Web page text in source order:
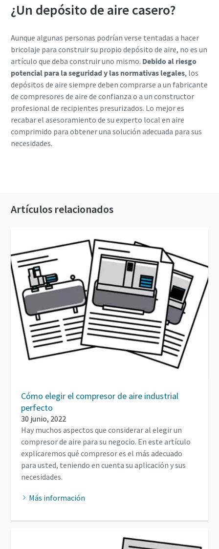
¿Un depósito de aire casero?
Aunque algunas personas podrían verse tentadas a hacer
bricolaje para construir su propio depósito de aire, no es un
artículo que deba construir uno mismo. Debido al riesgo
potencial para la seguridad y las normativas legales, los
depósitos de aire siempre deben comprarse a un fabricante
de compresores de aire de confianza o a un constructor
profesional de recipientes presurizados. Lo mejor es
recabar el asesoramiento de su experto local en aire
comprimido para obtener una solución adecuada para sus
necesidades.
Artículos relacionados
Cómo elegir el compresor de aire industrial
perfecto
30 junio, 2022
Hay muchos aspectos que considerar al elegir un
compresor de aire para su negocio. En este artículo
explicaremos qué compresor es el más adecuado
para usted, teniendo en cuenta su aplicación y sus
necesidades.
Más información